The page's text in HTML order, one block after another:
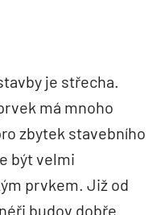
je střecha.
má mnoho
zbytek stavebního
být velmi
prvkem. Již od
budov dobře